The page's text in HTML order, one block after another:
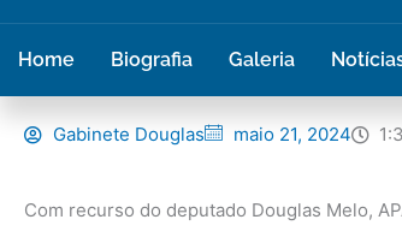
Home Biografia Galeria
Gabinete Douglas maio 21, 2024
Com recurso do deputado Douglas Melo,